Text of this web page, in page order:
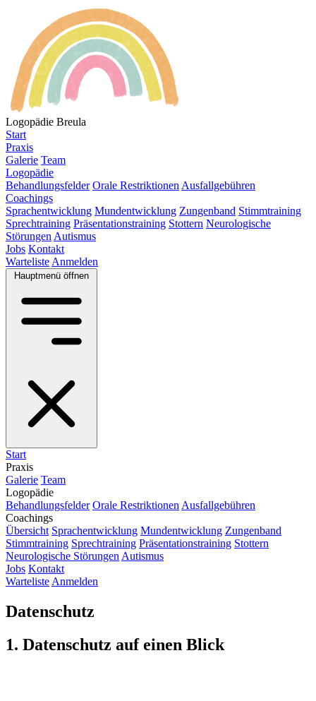
Logopädie Breula
Start
Praxis
Galerie Team
Logopädie
Behandlungsfelder Orale Restriktionen Ausfallgebühren
Coachings
Sprachentwicklung Mundentwicklung Zungenband Stimmtraining
Sprechtraining Präsentationstraining Stottern Neurologische
Störungen Autismus
Jobs Kontakt
Warteliste Anmelden
Hauptmenü öffnen
Start
Praxis
Galerie Team
Logopädie
Behandlungsfelder Orale Restriktionen Ausfallgebühren
Coachings
Übersicht Sprachentwicklung Mundentwicklung Zungenband
Stimmtraining Sprechtraining Präsentationstraining Stottern
Neurologische Störungen Autismus
Jobs Kontakt
Warteliste Anmelden
Datenschutz
1. Datenschutz auf einen Blick